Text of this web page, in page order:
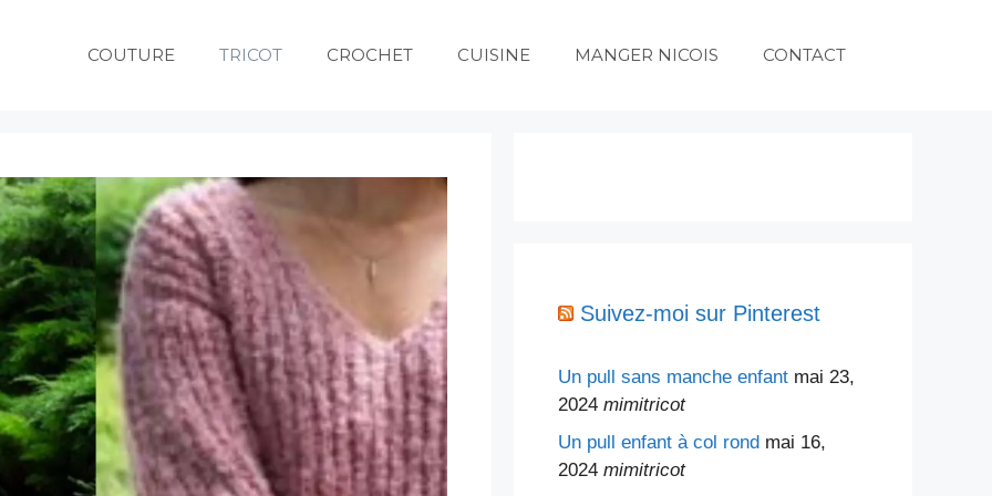
COUTURE TRICOT CROCHET CUISINE MANGER NICOIS CONTACT
Suivez-moi sur Pinterest
Un pull sans manche enfant mai 23,
2024 mimitricot
Un pull enfant à col rond mai 16,
2024 mimitricot